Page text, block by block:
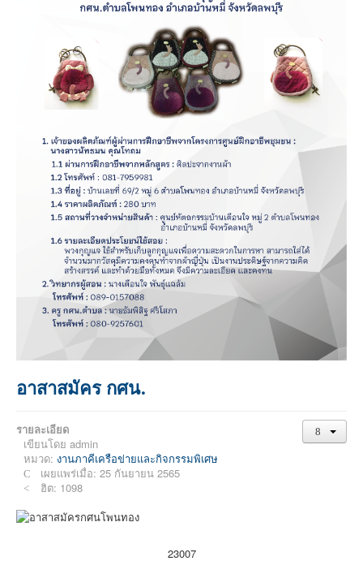
อาสาสมัคร กศน.
รายละเอียด
เขียนโดย admin
หมวด: งานภาคีเครือข่ายและกิจกรรมพิเศษ
เผยแพร่เมื่อ: 25 กันยายน 2565
ฮิต: 1098
23007